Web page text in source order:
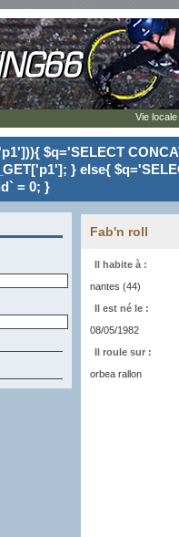
$q='SELECT
} else{
= 0; }
Fab'n roll
Il habite à :
nantes (44)
Il est né le :
08/05/1982
Il roule sur :
orbea rallon
Vie